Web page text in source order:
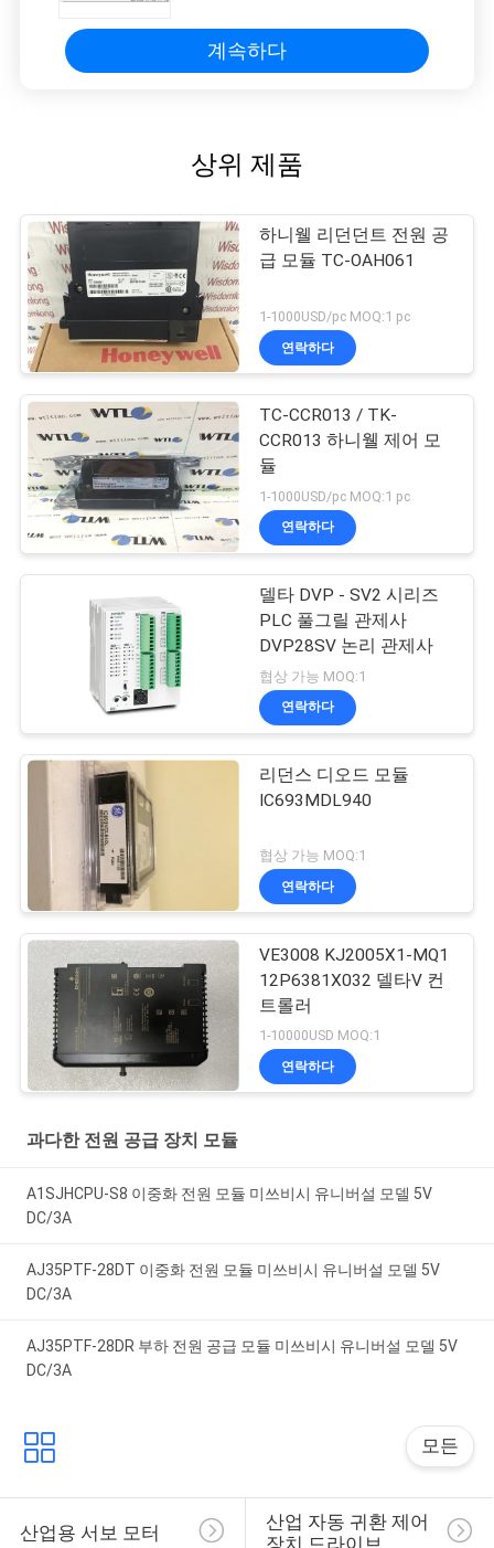
계속하다
상위 제품
하니웰 리던던트 전원 공
급 모듈 TC-OAH061
1-1000USD/pc MOQ:1 pc
연락하다
TC-CCR013 / TK-
CCR013 하니웰 제어 모
듈
1-1000USD/pc MOQ:1 pc
연락하다
델타 DVP - SV2 시리즈
PLC 풀그릴 관제사
DVP28SV 논리 관제사
협상 가능 MOQ:1
연락하다
리던스 디오드 모듈
IC693MDL940
협상 가능 MOQ:1
연락하다
VE3008 KJ2005X1-MQ1
12P6381X032 델타V 컨
트롤러
1-10000USD MOQ:1
연락하다
과다한 전원 공급 장치 모듈
A1SJHCPU-S8 이중화 전원 모듈 미쓰비시 유니버설 모델 5V
DC/3A
AJ35PTF-28DT 이중화 전원 모듈 미쓰비시 유니버설 모델 5V
DC/3A
AJ35PTF-28DR 부하 전원 공급 모듈 미쓰비시 유니버설 모델 5V
DC/3A
모든
산업용 서보 모터
산업 자동 귀환 제어